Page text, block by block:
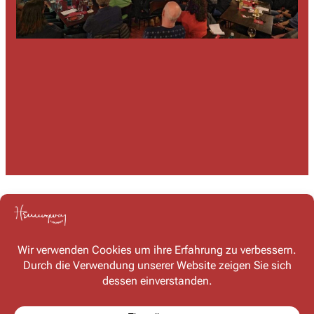
Kontakt
Haben Sie Fragen oder möchten Sie mit uns in Kontakt
treten? Schreiben Sie uns – wir freuen uns auf Ihre
Kontaktformular